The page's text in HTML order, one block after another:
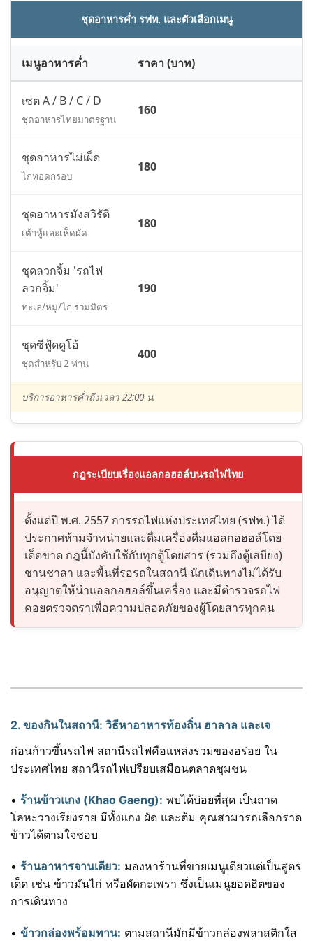
ชุดอาหารค่ำ รฟท. และตัวเลือกเมนู
เมนูอาหารค่ำ ราคา (บาท)
เซต A / B / C / D
ชุดอาหารไทยมาตรฐาน
160
ชุดอาหารไม่เผ็ด
ไก่ทอดกรอบ
180
ชุดอาหารมังสวิรัติ
เต้าหู้และเห็ดผัด
180
ชุดลวกจิ้ม 'รถไฟ
ลวกจิ้ม'
ทะเล/หมู/ไก่ รวมมิตร
190
ชุดซีฟู้ดดูโอ้
ชุดสำหรับ 2 ท่าน
400
บริการอาหารค่ำถึงเวลา 22:00 น.
กฎระเบียบเรื่องแอลกอฮอล์บนรถไฟไทย
ตั้งแต่ปี พ.ศ. 2557 การรถไฟแห่งประเทศไทย (รฟท.) ได้
ประกาศห้ามจำหน่ายและดื่มเครื่องดื่มแอลกอฮอล์โดย
เด็ดขาด กฎนี้บังคับใช้กับทุกตู้โดยสาร (รวมถึงตู้เสบียง)
ชานชาลา และพื้นที่รอรถในสถานี นักเดินทางไม่ได้รับ
อนุญาตให้นำแอลกอฮอล์ขึ้นเครื่อง และมีตำรวจรถไฟ
คอยตรวจตราเพื่อความปลอดภัยของผู้โดยสารทุกคน
2. ของกินในสถานี: วิธีหาอาหารท้องถิ่น ฮาลาล และเจ
ก่อนก้าวขึ้นรถไฟ สถานีรถไฟคือแหล่งรวมของอร่อย ใน
ประเทศไทย สถานีรถไฟเปรียบเสมือนตลาดชุมชน
• ร้านข้าวแกง (Khao Gaeng): พบได้บ่อยที่สุด เป็นถาด
โลหะวางเรียงราย มีทั้งแกง ผัด และต้ม คุณสามารถเลือกราด
ข้าวได้ตามใจชอบ
• ร้านอาหารจานเดียว: มองหาร้านที่ขายเมนูเดียวแต่เป็นสูตร
เด็ด เช่น ข้าวมันไก่ หรือผัดกะเพรา ซึ่งเป็นเมนูยอดฮิตของ
การเดินทาง
• ข้าวกล่องพร้อมทาน: ตามสถานีมักมีข้าวกล่องพลาสติกใส